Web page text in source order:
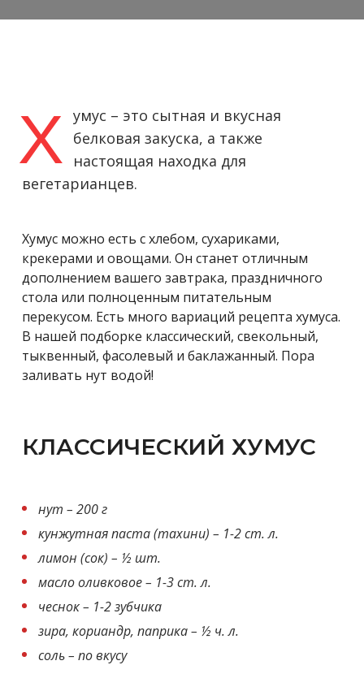
Х умус – это сытная и вкусная
белковая закуска, а также
настоящая находка для
вегетарианцев.
Хумус можно есть с хлебом, сухариками,
крекерами и овощами. Он станет отличным
дополнением вашего завтрака, праздничного
стола или полноценным питательным
перекусом. Есть много вариаций рецепта хумуса.
В нашей подборке классический, свекольный,
тыквенный, фасолевый и баклажанный. Пора
заливать нут водой!
КЛАССИЧЕСКИЙ ХУМУС
нут – 200 г
кунжутная паста (тахини) – 1-2 ст. л.
лимон (сок) – ½ шт.
масло оливковое – 1-3 ст. л.
чеснок – 1-2 зубчика
зира, кориандр, паприка – ½ ч. л.
соль – по вкусу